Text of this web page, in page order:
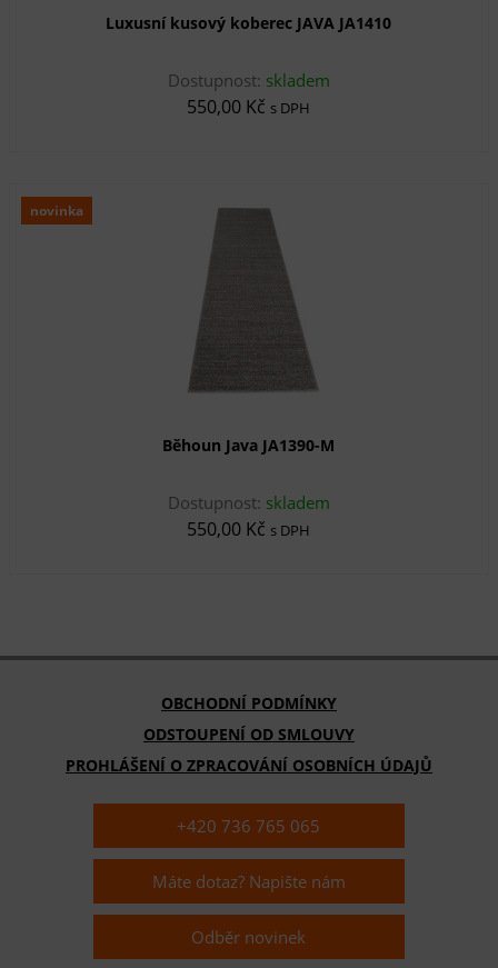
Luxusní kusový koberec JAVA JA1410
Dostupnost: skladem
550,00 Kč s DPH
novinka
Běhoun Java JA1390-M
Dostupnost: skladem
550,00 Kč s DPH
OBCHODNÍ PODMÍNKY
ODSTOUPENÍ OD SMLOUVY
PROHLÁŠENÍ O ZPRACOVÁNÍ OSOBNÍCH ÚDAJŮ
+420 736 765 065
Máte dotaz? Napište nám
Odběr novinek